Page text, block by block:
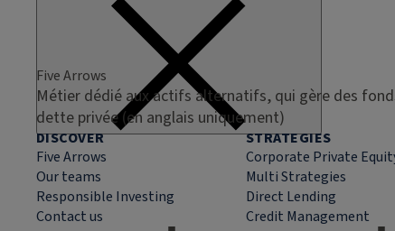
Five Arrows
Métier dédié aux actifs alternatifs, qui gère des
dette privée (en anglais uniquement)
DISCOVER
Five Arrows
Our teams
Responsible Investing
Contact us
STRATEGIES
Corporate Private
Multi Strategies
Direct Lending
Credit Management